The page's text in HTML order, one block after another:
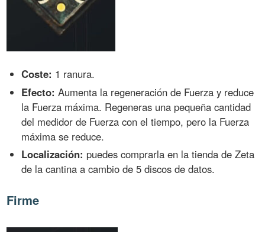
Coste: 1 ranura.
Efecto: Aumenta la regeneración de Fuerza y reduce
la Fuerza máxima. Regeneras una pequeña cantidad
del medidor de Fuerza con el tiempo, pero la Fuerza
máxima se reduce.
Localización: puedes comprarla en la tienda de Zeta
de la cantina a cambio de 5 discos de datos.
Firme